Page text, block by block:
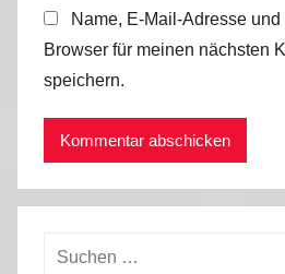
Name, E-Mail-Adresse
Browser für meinen nächsten
speichern.
Suchen